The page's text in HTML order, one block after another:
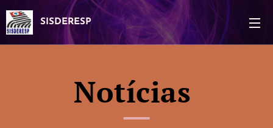
SISDERESP
Notícias